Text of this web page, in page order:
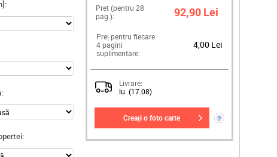
Pret (pentru 28
pag.):
92,90 Lei
Preț pentru fiecare
4 pagini
suplimentare:
4,00 Lei
Livrare:
lu. (17.08)
creați o foto carte ?